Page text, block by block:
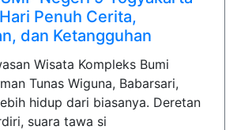
Penuh Cerita,
dan Ketangguhan
Wisata Kompleks Bumi
Tunas Wiguna, Babarsari,
hidup dari biasanya. Deretan
suara tawa si